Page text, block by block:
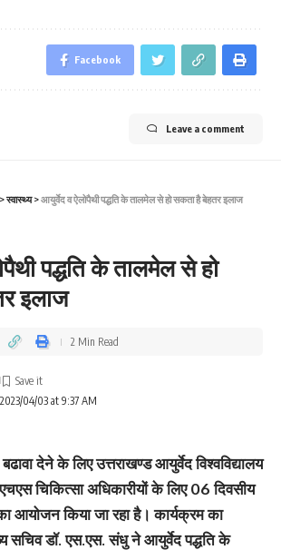
Facebook
Leave a comment
>स्वास्थ्य>आयुर्वेद व ऐलोपैथी पद्धति के तालमेल से हो सकता है बेहतर इलाज
पद्धति के तालमेल से हो
इलाज
04/03 at 9:37 AM
2 Min Read
देने के लिए उत्तराखण्ड आयुर्वेद विश्वविद्यालय
चिकित्सा अधिकारीयों के लिए 06 दिवसीय
आयोजन किया जा रहा है। कार्यक्रम का
सचिव डॉ. एस.एस. संधु ने आयुर्वेद पद्धति के